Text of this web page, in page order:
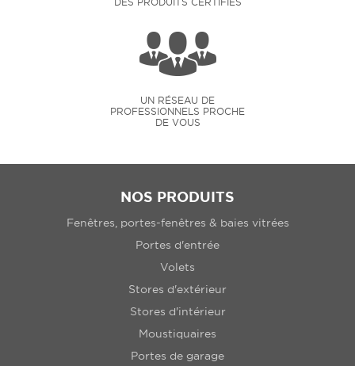
UN RÉSEAU DE
PROFESSIONNELS PROCHE
DE VOUS
NOS PRODUITS
Fenêtres, portes-fenêtres & baies vitrées
Portes d'entrée
Volets
Stores d'extérieur
Stores d'intérieur
Moustiquaires
Portes de garage